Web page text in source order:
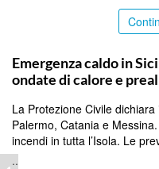
Emergenza caldo in
ondate di calore e
La Protezione Civile
Palermo, Catania e
incendi in tutta l’Isola. Le
..